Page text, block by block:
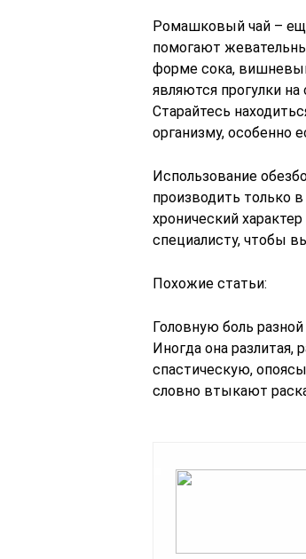
Ромашковый чай –
помогают
форме сока,
являются прогулки
Старайтесь
организму, особенно
Использование
производить только
хронический
специалисту, чтобы
Похожие статьи:
Головную боль
Иногда она разлитая,
спастическую,
словно втыкают